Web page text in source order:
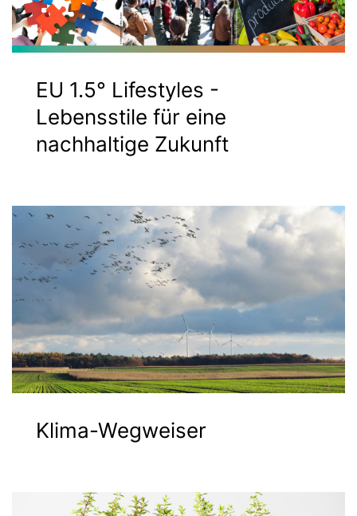
EU 1.5° Lifestyles -
Lebensstile für eine
nachhaltige Zukunft
Klima-Wegweiser